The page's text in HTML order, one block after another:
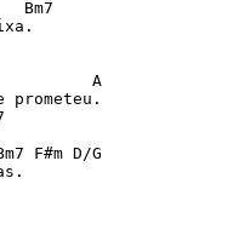
A
F#m D/G